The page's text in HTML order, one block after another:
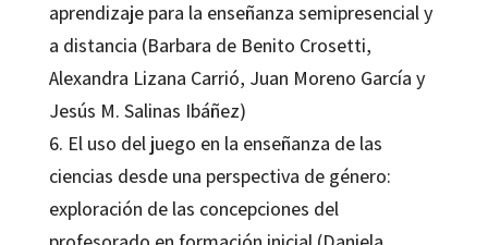
aprendizaje para la enseñanza semipresencial y
a distancia (Barbara de Benito Crosetti,
Alexandra Lizana Carrió, Juan Moreno García y
Jesús M. Salinas Ibáñez)
6. El uso del juego en la enseñanza de las
ciencias desde una perspectiva de género:
exploración de las concepciones del